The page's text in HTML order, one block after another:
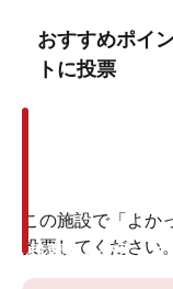
湖線の瀬田駅にな
車で18分、瀬田駅
約5分と、滋賀県
無料シャトルバス
く、賑やかな瀬田
す。いざとなった
おすすめポイ
トに投票
この施設で「よか
投票してください
投票ありがとうご